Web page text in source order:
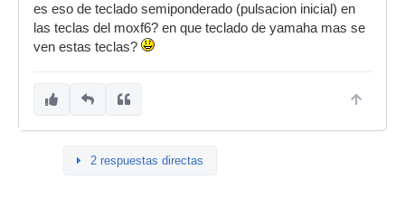
es eso de teclado semiponderado (pulsacion inicial) en
las teclas del moxf6? en que teclado de yamaha mas se
ven estas teclas?
2 respuestas directas